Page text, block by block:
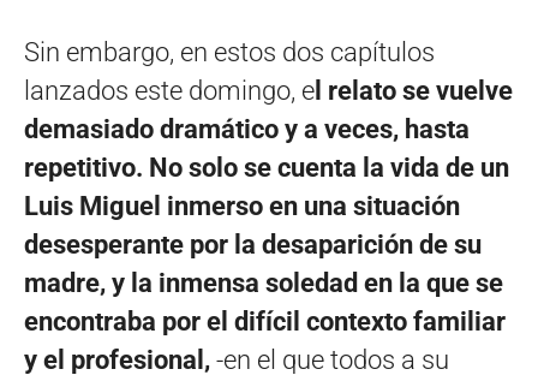
Sin embargo, en estos dos capítulos
lanzados este domingo, e l relato se vuelve
demasiado dramático y a veces, hasta
repetitivo. No solo se cuenta la vida de un
Luis Miguel inmerso en una situación
desesperante por la desaparición de su
madre, y la inmensa soledad en la que se
encontraba por el difícil contexto familiar
y el profesional, -en el que todos a su